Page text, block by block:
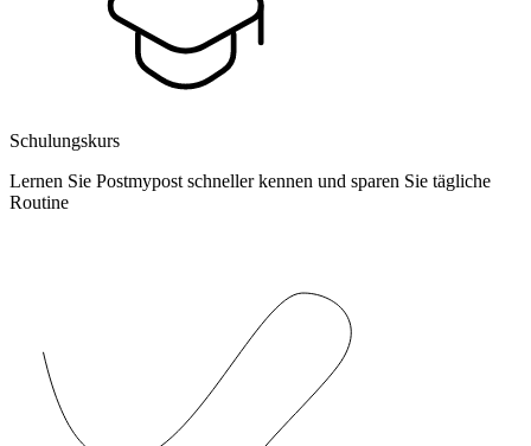
Schulungskurs
Lernen Sie Postmypost schneller kennen und sparen Sie tägliche
Routine